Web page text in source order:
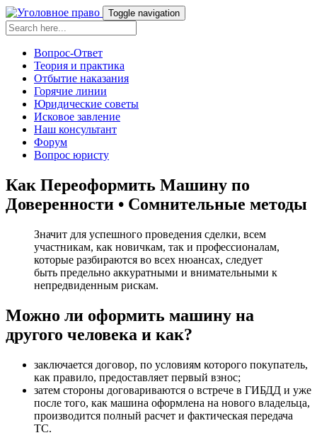
Toggle navigation
Вопрос-Ответ
Теория и практика
Отбытие наказания
Горячие линии
Юридические советы
Исковое завление
Наш консультант
Форум
Вопрос юристу
Как Переоформить Машину по
Доверенности • Сомнительные методы
Значит для успешного проведения сделки, всем
участникам, как новичкам, так и профессионалам,
которые разбираются во всех нюансах, следует
быть предельно аккуратными и внимательными к
непредвиденным рискам.
Можно ли оформить машину на
другого человека и как?
заключается договор, по условиям которого покупатель,
как правило, предоставляет первый взнос;
затем стороны договариваются о встрече в ГИБДД и уже
после того, как машина оформлена на нового владельца,
производится полный расчет и фактическая передача
ТС.